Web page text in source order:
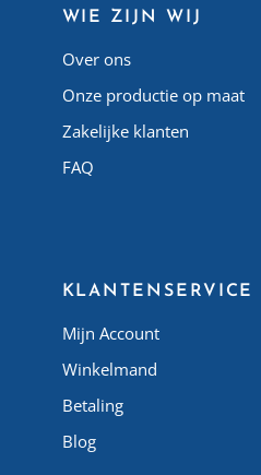
WIE ZIJN WIJ
Over ons
Onze productie op maat
Zakelijke klanten
FAQ
KLANTENSERVICE
Mijn Account
Winkelmand
Betaling
Blog